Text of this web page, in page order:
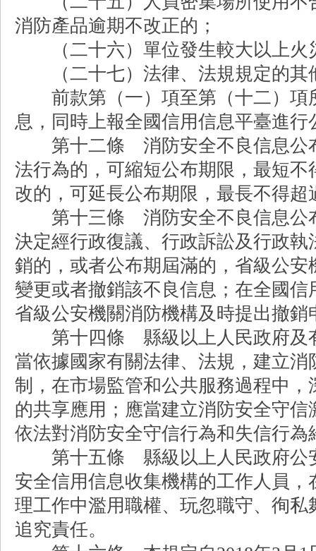
消防產品逾期不改正的；
（二十六）單位發生較大以上火
（二十七）法律、法規規定的其
前款第（一）項至第（十二）項
息，同時上報全國信用信息平臺進行
第十二條 消防安全不良信息公
法行為的，可縮短公布期限，最短
改的，可延長公布期限，最長不得超
第十三條 消防安全不良信息公
決定經行政復議、行政訴訟及行政
銷的，或者公布期屆滿的，省級公
變更或者撤銷該不良信息；在全國
省級公安機關消防機構及時提出撤銷
第十四條 縣級以上人民政府及
當依據國家有關法律、法規，建立
制，在市場監管和公共服務過程中
的共享應用；應當建立消防安全守
依法對消防安全守信行為和失信行為
第十五條 縣級以上人民政府公
安全信用信息收集機構的工作人員
理工作中濫用職權、玩忽職守、徇
追究責任。